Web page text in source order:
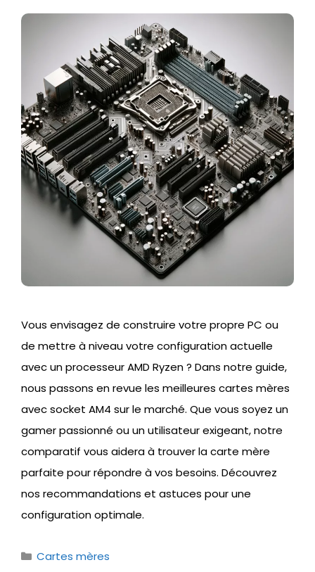
Vous envisagez de construire votre propre PC ou
de mettre à niveau votre configuration actuelle
avec un processeur AMD Ryzen ? Dans notre guide,
nous passons en revue les meilleures cartes mères
avec socket AM4 sur le marché. Que vous soyez un
gamer passionné ou un utilisateur exigeant, notre
comparatif vous aidera à trouver la carte mère
parfaite pour répondre à vos besoins. Découvrez
nos recommandations et astuces pour une
configuration optimale.
Catégories
Cartes mères